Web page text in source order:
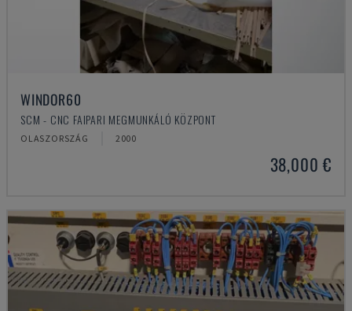
WINDOR60
SCM - CNC FAIPARI MEGMUNKÁLÓ KÖZPONT
OLASZORSZÁG 2000
38,000 €